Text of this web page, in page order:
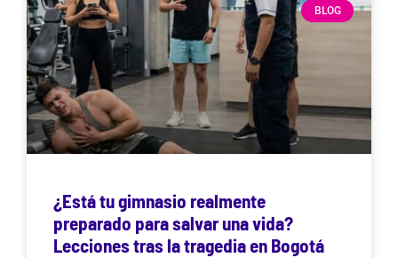
BLOG
¿Está tu gimnasio realmente
preparado para salvar una vida?
Lecciones tras la tragedia en Bogotá